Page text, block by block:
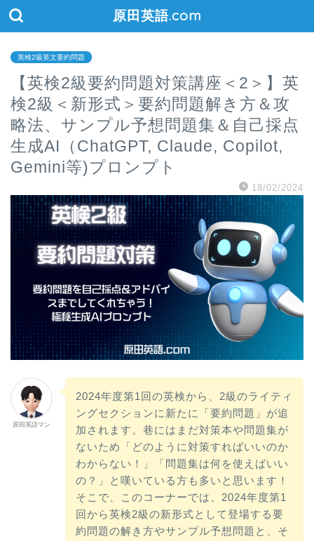
原田英語.com
英検2級英文要約問題
【英検2級要約問題対策講座＜2＞】英
検2級＜新形式＞要約問題解き方＆攻
略法、サンプル予想問題集＆自己採点
生成AI（ChatGPT, Claude, Copilot,
Gemini等)プロンプト
18/02/2024
原田英語マン
2024年度第1回の英検から、2級のライティ
ングセクションに新たに「要約問題」が追
加されます。巷にはまだ対策本や問題集が
ないため「どのように対策すればいいのか
わからない！」「問題集は何を使えばいい
の？」と嘆いている方も多いと思います！
そこで、このコーナーでは、2024年度第1
回から英検2級の新形式として登場する要
約問題の解き方やサンプル予想問題と、そ